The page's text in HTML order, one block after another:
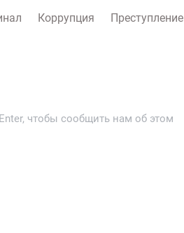
Коррупция Преступление
чтобы сообщить нам об этом